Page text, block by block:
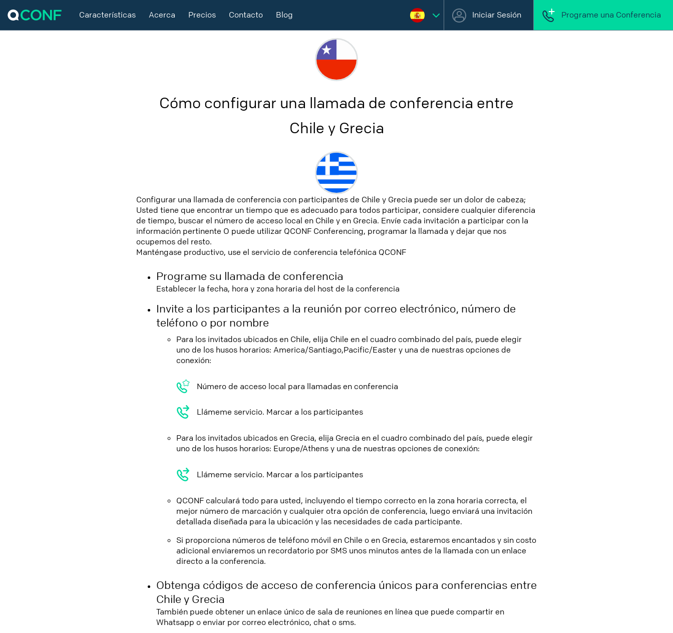
Características Acerca Precios Contacto Blog Iniciar Sesión Programe una Conferencia
Cómo configurar una llamada de conferencia entre
Chile y Grecia
Configurar una llamada de conferencia con participantes de Chile y Grecia puede ser un dolor de cabeza;
Usted tiene que encontrar un tiempo que es adecuado para todos participar, considere cualquier diferencia
de tiempo, buscar el número de acceso local en Chile y en Grecia. Envíe cada invitación a participar con la
información pertinente O puede utilizar QCONF Conferencing, programar la llamada y dejar que nos
ocupemos del resto.
Manténgase productivo, use el servicio de conferencia telefónica QCONF
Programe su llamada de conferencia
Establecer la fecha, hora y zona horaria del host de la conferencia
Invite a los participantes a la reunión por correo electrónico, número de
teléfono o por nombre
Para los invitados ubicados en Chile, elija Chile en el cuadro combinado del país, puede elegir
uno de los husos horarios: America/Santiago,Pacific/Easter y una de nuestras opciones de
conexión:
Número de acceso local para llamadas en conferencia
Llámeme servicio. Marcar a los participantes
Para los invitados ubicados en Grecia, elija Grecia en el cuadro combinado del país, puede elegir
uno de los husos horarios: Europe/Athens y una de nuestras opciones de conexión:
Llámeme servicio. Marcar a los participantes
QCONF calculará todo para usted, incluyendo el tiempo correcto en la zona horaria correcta, el
mejor número de marcación y cualquier otra opción de conferencia, luego enviará una invitación
detallada diseñada para la ubicación y las necesidades de cada participante.
Si proporciona números de teléfono móvil en Chile o en Grecia, estaremos encantados y sin costo
adicional enviaremos un recordatorio por SMS unos minutos antes de la llamada con un enlace
directo a la conferencia.
Obtenga códigos de acceso de conferencia únicos para conferencias entre
Chile y Grecia
También puede obtener un enlace único de sala de reuniones en línea que puede compartir en
Whatsapp o enviar por correo electrónico, chat o sms.